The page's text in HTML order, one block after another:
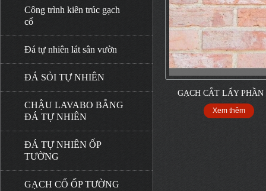
Công trình kiên trúc gạch
cổ
Đá tự nhiên lát sân vườn
ĐÁ SỎI TỰ NHIÊN
CHẬU LAVABO BẰNG
ĐÁ TỰ NHIÊN
ĐÁ TỰ NHIÊN ỐP
TƯỜNG
GẠCH CỔ ỐP TƯỜNG
GẠCH CẮT LẤY
Xem thêm